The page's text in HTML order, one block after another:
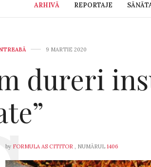
ARHIVĂ REPORTAJE
9 MARTIE 2020
dureri
by FORMULA AS CITITOR , NUMĂRUL 1406